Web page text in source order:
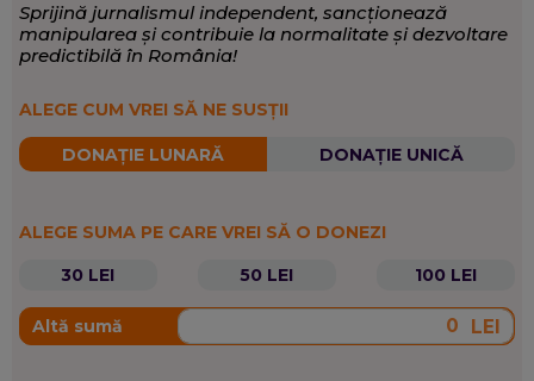
Sprijină jurnalismul independent, sancționează
manipularea și contribuie la normalitate și dezvoltare
predictibilă în România!
ALEGE CUM VREI SĂ NE SUSȚII
DONAȚIE LUNARĂ DONAȚIE UNICĂ
ALEGE SUMA PE CARE VREI SĂ O DONEZI
30 LEI
50 LEI 100 LEI
Altă sumă LEI